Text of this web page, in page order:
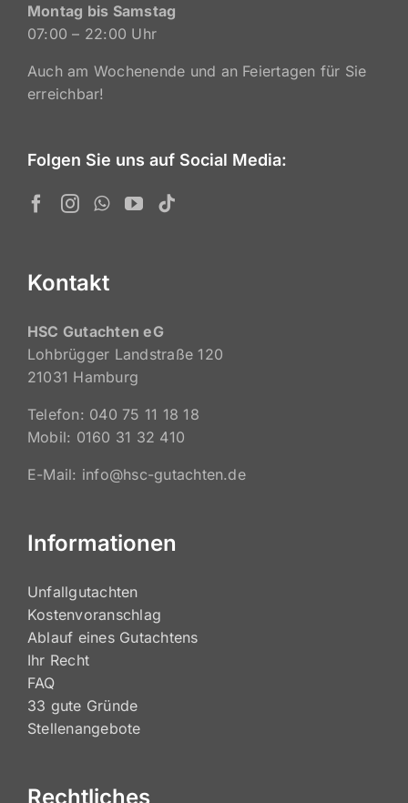
Montag bis Samstag
07:00 – 22:00 Uhr
Auch am Wochenende und an Feiertagen für Sie
erreichbar!
Folgen Sie uns auf Social Media:
Kontakt
HSC Gutachten eG
Lohbrügger Landstraße 120
21031 Hamburg
Telefon: 040 75 11 18 18
Mobil: 0160 31 32 410
E-Mail: info@hsc-gutachten.de
Informationen
Unfallgutachten
Kostenvoranschlag
Ablauf eines Gutachtens
Ihr Recht
FAQ
33 gute Gründe
Stellenangebote
Rechtliches